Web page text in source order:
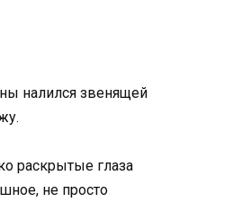
налился звенящей
раскрытые глаза
не просто